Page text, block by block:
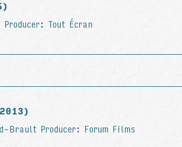
Tout Écran
Brault Producer: Forum Films